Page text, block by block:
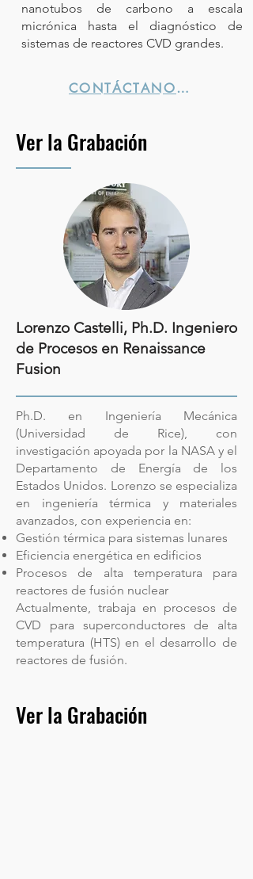
nanotubos de carbono a escala
micrónica hasta el diagnóstico de
sistemas de reactores CVD grandes.
CONTÁCTANOS →
Ver la Grabación
Lorenzo Castelli, Ph.D. Ingeniero
de Procesos en Renaissance
Fusion
Ph.D. en Ingeniería Mecánica
(Universidad de Rice), con
investigación apoyada por la NASA y el
Departamento de Energía de los
Estados Unidos. Lorenzo se especializa
en ingeniería térmica y materiales
avanzados, con experiencia en:
Gestión térmica para sistemas lunares
Eficiencia energética en edificios
Procesos de alta temperatura para
reactores de fusión nuclear
Actualmente, trabaja en procesos de
CVD para superconductores de alta
temperatura (HTS) en el desarrollo de
reactores de fusión.
Ver la Grabación